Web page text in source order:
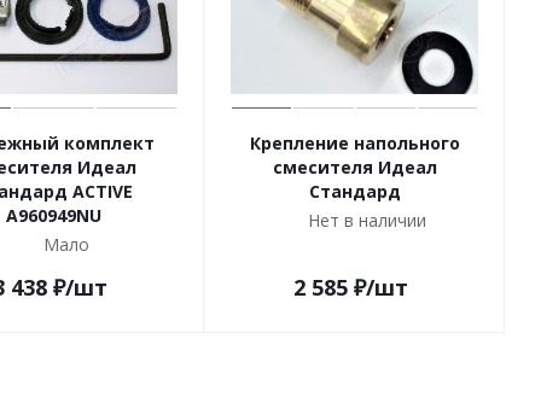
комплект
Идеал
ACTIVE
A960949NU
Мало
438₽/шт
Крепление напольного
смесителя Идеал
Стандард
Нет в наличии
2 585₽/шт